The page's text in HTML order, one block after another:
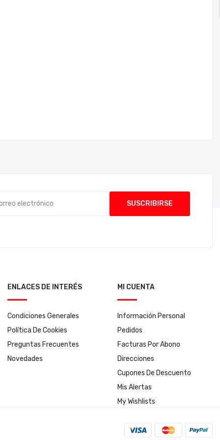
ENLACES DE INTERÉS
Condiciones Generales
Política De Cookies
Preguntas Frecuentes
Novedades
MI CUENTA
Información Personal
Pedidos
Facturas Por Abono
Direcciones
Cupones De Descuento
Mis Alertas
My Wishlists